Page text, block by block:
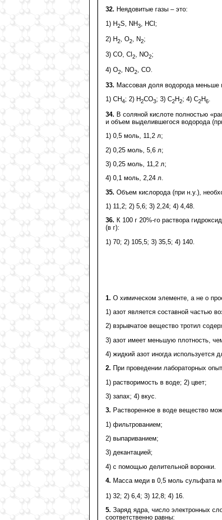
32. Неядовитые газы – это:
1) H2S, NH3 , HCl;
2) H2 , O2 , N2;
3) CO, Cl2 , NO2;
4) O2 , NO2 , CO.
33. Массовая доля водорода меньше
1) СН4; 2) Н2СО3; 3) С2Н2; 4) С2H6.
34. В cоляной кислоте полностью
и объем выделившегося водорода
1) 0,5 моль, 11,2 л;
2) 0,25 моль, 5,6 л;
3) 0,25 моль, 11,2 л;
4) 0,1 моль, 2,24 л.
35. Объем кислорода (при н.у.),
1) 11,2; 2) 5,6; 3) 2,24; 4) 4,48.
36. К 100 г 20%-го раствора
(в г):
1) 70; 2) 105,5; 3) 35,5; 4) 140.
1. О химическом элементе, а не о
1) азот является составной частью
2) взрывчатое вещество тротил
3) азот имеет меньшую плотность,
4) жидкий азот иногда используется
2. При проведении лабораторных
1) растворимость в воде; 2) цвет;
3) запах; 4) вкус.
3. Растворенное в воде вещество
1) фильтрованием;
2) выпариванием;
3) декантацией;
4) с помощью делительной воронки.
4. Масса меди в 0,5 моль сульфата
1) 32; 2) 6,4; 3) 12,8; 4) 16.
5. Заряд ядра, число электронных
соответственно равны: